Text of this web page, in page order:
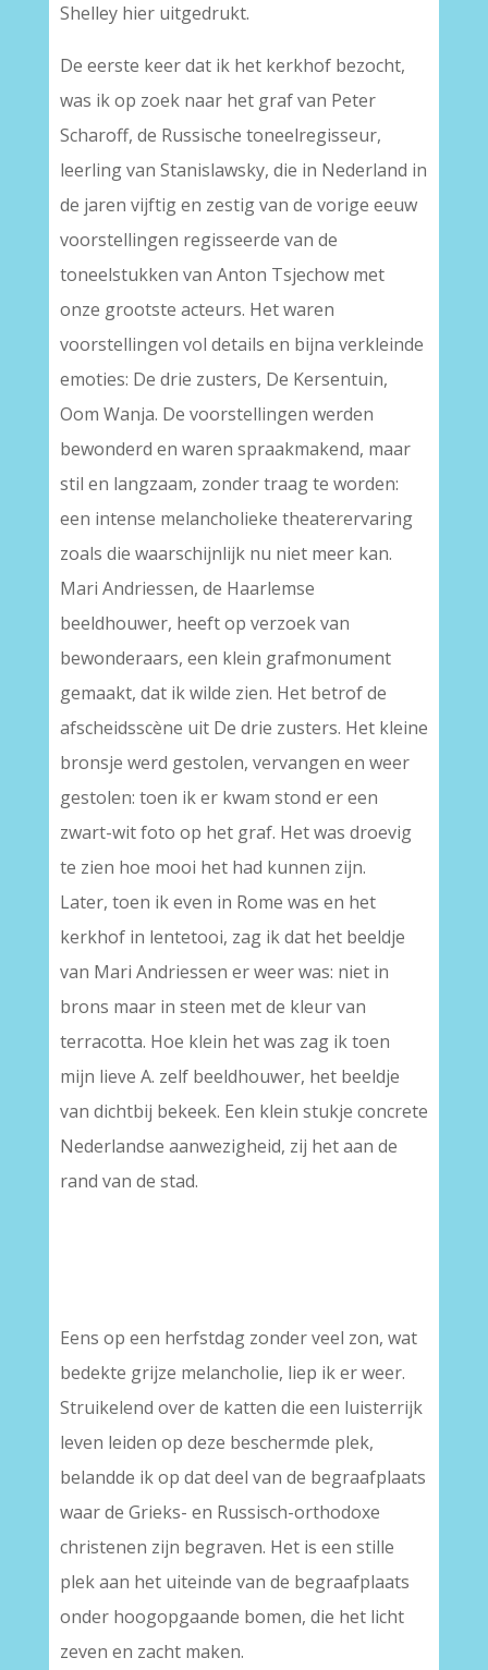
Shelley hier uitgedrukt.
De eerste keer dat ik het kerkhof bezocht,
was ik op zoek naar het graf van Peter
Scharoff, de Russische toneelregisseur,
leerling van Stanislawsky, die in Nederland in
de jaren vijftig en zestig van de vorige eeuw
voorstellingen regisseerde van de
toneelstukken van Anton Tsjechow met
onze grootste acteurs. Het waren
voorstellingen vol details en bijna verkleinde
emoties: De drie zusters, De Kersentuin,
Oom Wanja. De voorstellingen werden
bewonderd en waren spraakmakend, maar
stil en langzaam, zonder traag te worden:
een intense melancholieke theaterervaring
zoals die waarschijnlijk nu niet meer kan.
Mari Andriessen, de Haarlemse
beeldhouwer, heeft op verzoek van
bewonderaars, een klein grafmonument
gemaakt, dat ik wilde zien. Het betrof de
afscheidsscène uit De drie zusters. Het kleine
bronsje werd gestolen, vervangen en weer
gestolen: toen ik er kwam stond er een
zwart-wit foto op het graf. Het was droevig
te zien hoe mooi het had kunnen zijn.
Later, toen ik even in Rome was en het
kerkhof in lentetooi, zag ik dat het beeldje
van Mari Andriessen er weer was: niet in
brons maar in steen met de kleur van
terracotta. Hoe klein het was zag ik toen
mijn lieve A. zelf beeldhouwer, het beeldje
van dichtbij bekeek. Een klein stukje concrete
Nederlandse aanwezigheid, zij het aan de
rand van de stad.
Eens op een herfstdag zonder veel zon, wat
bedekte grijze melancholie, liep ik er weer.
Struikelend over de katten die een luisterrijk
leven leiden op deze beschermde plek,
belandde ik op dat deel van de begraafplaats
waar de Grieks- en Russisch-orthodoxe
christenen zijn begraven. Het is een stille
plek aan het uiteinde van de begraafplaats
onder hoogopgaande bomen, die het licht
zeven en zacht maken.